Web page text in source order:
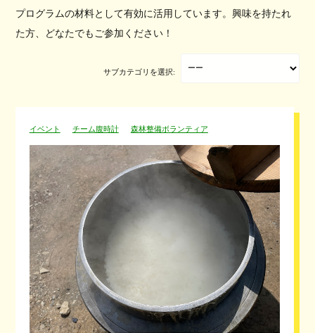
プログラムの材料として有効に活用しています。興味を持たれ
た方、どなたでもご参加ください！
サブカテゴリを選択:
イベント チーム腹時計 森林整備ボランティア